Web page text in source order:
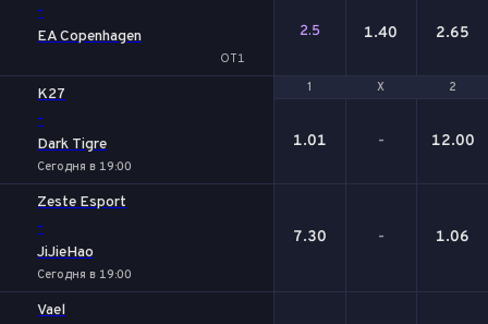
-
EA Copenhagen
ОТ1
2.5 1.40 2.65
1 Х 2
K27
-
Dark Tigre
Сегодня в 19:00
1 Х 2
1.01 - 12.00
Zeste Esport
-
JiJieHao
Сегодня в 19:00
7.30 - 1.06
Vael